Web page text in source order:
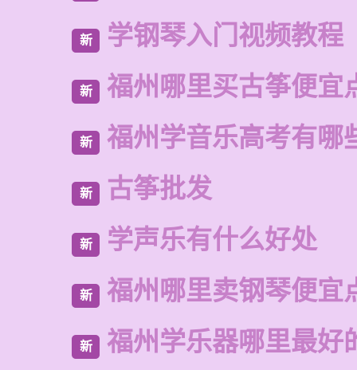
新 学钢琴入门视频教程
新 福州哪里买古筝便宜
新 福州学音乐高考有哪
新 古筝批发
新 学声乐有什么好处
新 福州哪里卖钢琴便宜
新 福州学乐器哪里最好